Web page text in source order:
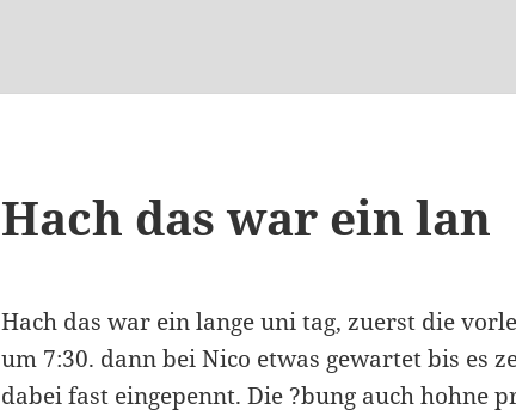
Hach das war ein lan
Hach das war ein lange uni tag, zuerst die
um 7:30. dann bei Nico etwas gewartet bis es
dabei fast eingepennt. Die ?bung auch hohne